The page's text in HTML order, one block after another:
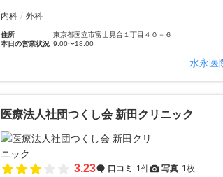
内科 外科
住所
東京都国立市富士見台１丁目４０－６
本日の営業状況 9:00〜18:00
水永医
医療法人社団つくし会 新田クリニック
3.23 口コミ 1件 写真 1枚